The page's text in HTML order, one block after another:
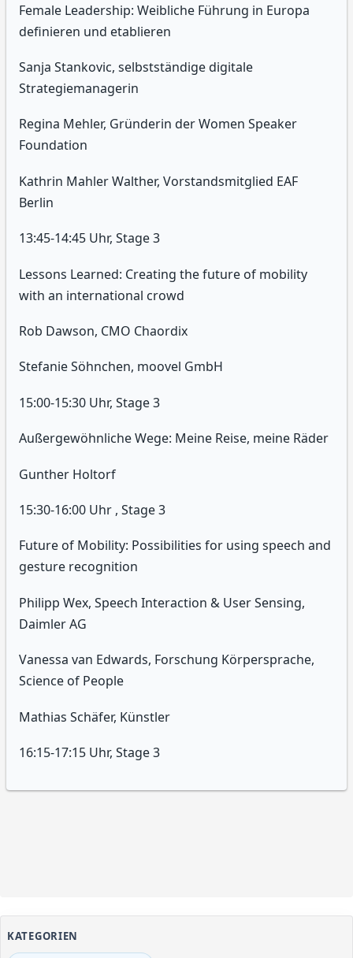
Female Leadership: Weibliche Führung in Europa
definieren und etablieren
Sanja Stankovic, selbstständige digitale
Strategiemanagerin
Regina Mehler, Gründerin der Women Speaker
Foundation
Kathrin Mahler Walther, Vorstandsmitglied EAF
Berlin
13:45-14:45 Uhr, Stage 3
Lessons Learned: Creating the future of mobility
with an international crowd
Rob Dawson, CMO Chaordix
Stefanie Söhnchen, moovel GmbH
15:00-15:30 Uhr, Stage 3
Außergewöhnliche Wege: Meine Reise, meine Räder
Gunther Holtorf
15:30-16:00 Uhr , Stage 3
Future of Mobility: Possibilities for using speech and
gesture recognition
Philipp Wex, Speech Interaction & User Sensing,
Daimler AG
Vanessa van Edwards, Forschung Körpersprache,
Science of People
Mathias Schäfer, Künstler
16:15-17:15 Uhr, Stage 3
KATEGORIEN